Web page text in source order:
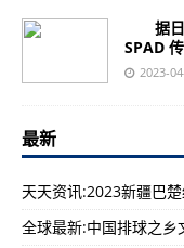
据日
SPAD
2023-
最新
天天资讯:2023新疆巴
全球最新:中国排球之乡